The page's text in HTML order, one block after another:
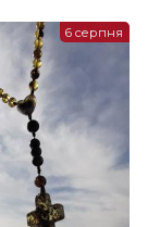
6 серпня